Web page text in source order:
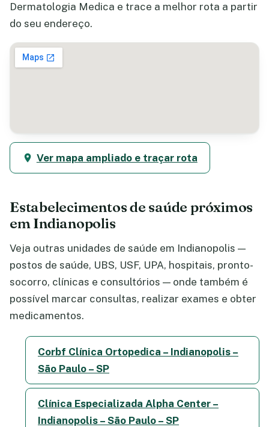
Dermatologia Medica e trace a melhor rota a partir
do seu endereço.
Ver mapa ampliado e traçar rota
Estabelecimentos de saúde próximos
em Indianopolis
Veja outras unidades de saúde em Indianopolis —
postos de saúde, UBS, USF, UPA, hospitais, pronto-
socorro, clínicas e consultórios — onde também é
possível marcar consultas, realizar exames e obter
medicamentos.
Corbf Clínica Ortopedica – Indianopolis –
São Paulo – SP
Clínica Especializada Alpha Center –
Indianopolis – São Paulo – SP